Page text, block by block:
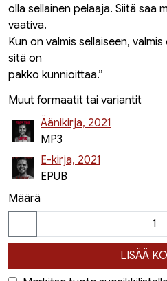
olla sellainen pelaaja. Siitä saa
vaativa.
Kun on valmis sellaiseen,
sitä on
pakko kunnioittaa.”
Muut formaatit tai variantit
Äänikirja, 2021
MP3
E-kirja, 2021
EPUB
Määrä
LISÄÄ